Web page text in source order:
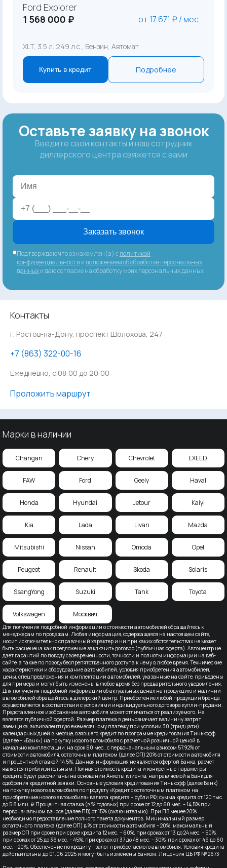
Ford Explorer
1 568 000 ₽
от 17 671 ₽ / мес.
XLT, 3.5 л. 249 л.с., Бензин, Автомат
Купить в кредит Подробнее
Оставьте заявку на звонок
Введите свои контакты и наш сотрудник
диллерского центра свяжется с вами
Заказать звонок
Подтверждаю что ознакомлен(а) сполитикой
конфиденциальности и положением об обработке персональных
данныхи даю согласие на обработку моих персональных данных
Контакты
г. Ростов-на-Дону, проспект Шолохова, 247
‪+7 (863) 322-00-16
Ежедневно, с 08:00 до 20:00
Проложить маршрут
Для получения подробной информации о стоимости автомобилей обращайтесь к
менеджерам по продажам. Любая информация, содержащаяся на настоящем сайте,
носит исключительно справочный характер и ни при каких обстоятельствах не может
быть расценена как предложение заключить договор (публичная оферта). Автоцентр не
дает гарантий по поводу своевременности, точности и полноты информации на веб-
сайте, а также по поводу беспрепятственного доступа к нему в любое время. Технические
характеристики и оборудование автомобилей, условия приобретения автомобилей,
цены, спецпредложения и комплектации автомобилей, указанные на сайте, приведены
для примера и могут быть изменены в любое время без предварительного уведомления.
Для получения подробной информации об актуальных ценах на продукцию и наличии
автомобилей обращайтесь в дилерский центр. Приобретение любой продукции бренда
осуществляется в соответствии с условиями индивидуального договора купли-продажи.
Представленное изображение автомобиля может отличаться от реализуемого. Не
является публичной офертой. Размер платежа в день означает величину затрат
заемщика, эквивалентную ежемесячному платежу при условии 30 (тридцати)
календарных дней в месяце, взявшего кредит по программе кредитования Тинькофф
(далее – «Банк») на покупку нового автомобиля с расчетной розничной ценой в
начально комплектации, на срок 60 мес., с первоначальным взносом 57,92% от
стоимости автомобиля, остаточным платежом (далее ОП) 20% от стоимости автомобиля
и процентной ставкой 14,5%. Данная информация не является офертой Банка, расчет
является приблизительным. Полная стоимость кредита и конкретные параметры
кредита будут рассчитаны на основании Анкеты клиента, направляемой в Банк для
одобрения кредитной заявки. Основные условия кредитования Тинькофф (далее Банк)
на покупку нового автомобиля по продукту «Кредит с остаточным платежом на
приобретение нового автомобиля» валюта кредита – рубли РФ; сумма кредита от 120 тыс.
до 5.8 млн. ₽ Процентная ставка (в % годовых) при сроке от 12 до 60 мес. – 14,5% при
первоначальном взносе (далее ПВ) от 15% (включительно). При ПВ менее 20%
необходимо предоставление полного пакета документов. Минимальный размер
остаточного платежа (далее ОП) в % от стоимости автомобиля – 20%; максимальный
размер ОП при сроке при сроке кредита 12 мес. – 60%, при сроках от 13 до 24 мес. – 50%,
при сроках от 25 до 36 мес. – 45%, при сроках от 37 до 48 мес. – 30%, при сроках от 49 до 60
мес. – 20%. Обеспечение по кредиту – залог приобретаемого автомобиля. Условия кредита
действительны до 01.06.2025 и могут быть изменены Банком. Лицензия ЦБ РФ № 2673
Марки в наличии
Changan Chery Chevrolet EXEED
FAW Ford Geely Haval
Honda Hyundai Jetour Kaiyi
Kia Lada Livan Mazda
Mitsubishi Nissan Omoda Opel
Peugeot Renault Skoda Solaris
SsangYong Suzuki Tank Toyota
Volkswagen Москвич